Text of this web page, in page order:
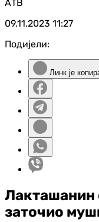
АТВ
09.11.2023 11:27
Подијели:
Линк је
Лакташанин
заточио